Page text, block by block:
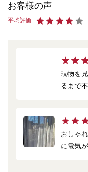
お客様の声
平均評価
現物を
るまで
柄も落
直ぐに
た。
おしゃ
に電気